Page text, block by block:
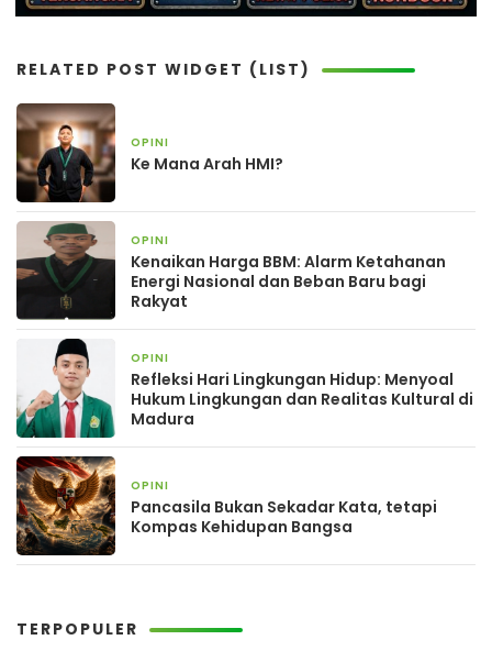
RELATED POST WIDGET (LIST)
OPINI
Ke Mana Arah HMI?
OPINI
Kenaikan Harga BBM: Alarm Ketahanan
Energi Nasional dan Beban Baru bagi
Rakyat
OPINI
Refleksi Hari Lingkungan Hidup: Menyoal
Hukum Lingkungan dan Realitas Kultural di
Madura
OPINI
Pancasila Bukan Sekadar Kata, tetapi
Kompas Kehidupan Bangsa
TERPOPULER